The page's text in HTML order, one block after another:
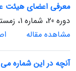
معرفی اعضای هیئت
دوره 20، شماره 1، زمستان 1397، صفحه
مشاهده مقاله
آنچه در این شماره